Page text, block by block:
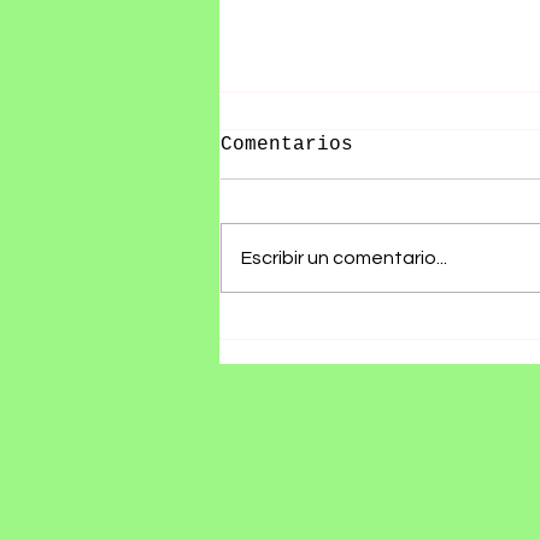
Comentarios
Escribir un comentario...